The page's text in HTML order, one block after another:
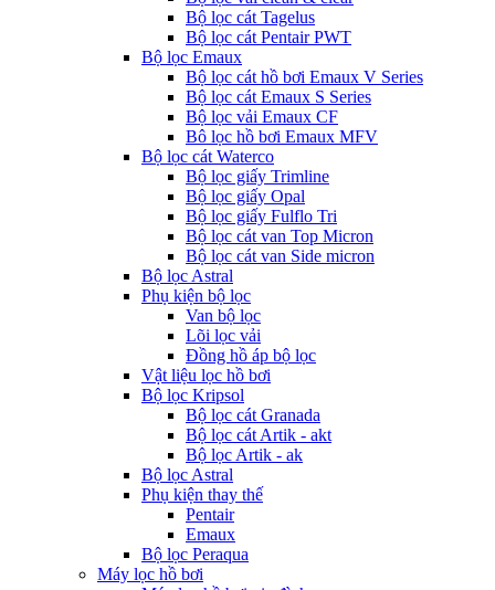
Bộ lọc cát Tagelus
Bộ lọc cát Pentair PWT
Bộ lọc Emaux
Bộ lọc cát hồ bơi Emaux V Series
Bộ lọc cát Emaux S Series
Bộ lọc vải Emaux CF
Bô lọc hồ bơi Emaux MFV
Bộ lọc cát Waterco
Bộ lọc giấy Trimline
Bộ lọc giấy Opal
Bộ lọc giấy Fulflo Tri
Bộ lọc cát van Top Micron
Bộ lọc cát van Side micron
Bộ lọc Astral
Phụ kiện bộ lọc
Van bộ lọc
Lõi lọc vải
Đồng hồ áp bộ lọc
Vật liệu lọc hồ bơi
Bộ lọc Kripsol
Bộ lọc cát Granada
Bộ lọc cát Artik - akt
Bộ lọc Artik - ak
Bộ lọc Astral
Phụ kiện thay thế
Pentair
Emaux
Bộ lọc Peraqua
Máy lọc hồ bơi